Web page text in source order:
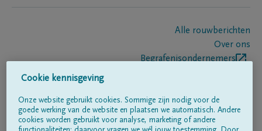
Alle rouwberichten
Over ons
Begrafenisondernemers
Volg ons op
Cookie kennisgeving
Onze website gebruikt cookies. Sommige zijn nodig voor de
goede werking van de website en plaatsen we automatisch. Andere
cookies worden gebruikt voor analyse, marketing of andere